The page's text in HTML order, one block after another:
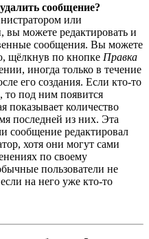
сообщение?
или
вы можете редактировать и
сообщения. Вы можете
щёлкнув по кнопке Правка
иногда только в течение
его создания. Если кто-то
то под ним появится
показывает количество
последней из них. Эта
сообщение редактировал
хотя они могут сами
по своему
пользователи не
на него уже кто-то